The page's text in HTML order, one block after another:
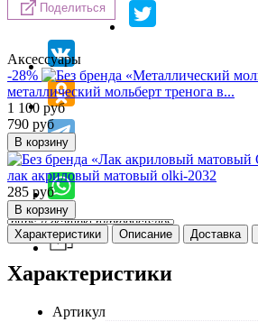
Поделиться
Аксессуары
-28%
металлический мольберт тренога в...
1 100 руб
790 руб
лак акриловый матовый olki-2032
285 руб
Характеристики Описание Доставка
Характеристики
Артикул